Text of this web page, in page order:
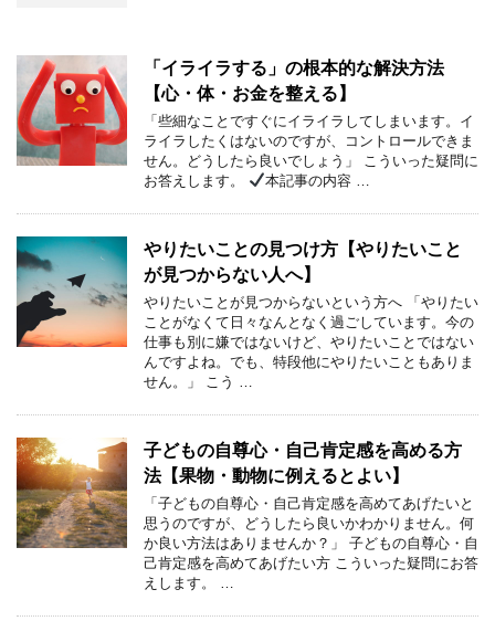
「イライラする」の根本的な解決方法
【心・体・お金を整える】
「些細なことですぐにイライラしてしまいます。イ
ライラしたくはないのですが、コントロールできま
せん。どうしたら良いでしょう」 こういった疑問に
お答えします。
本記事の内容 …
やりたいことの見つけ方【やりたいこと
が見つからない人へ】
やりたいことが見つからないという方へ 「やりたい
ことがなくて日々なんとなく過ごしています。今の
仕事も別に嫌ではないけど、やりたいことではない
んですよね。でも、特段他にやりたいこともありま
せん。」 こう …
子どもの自尊心・自己肯定感を高める方
法【果物・動物に例えるとよい】
「子どもの自尊心・自己肯定感を高めてあげたいと
思うのですが、どうしたら良いかわかりません。何
か良い方法はありませんか？」 子どもの自尊心・自
己肯定感を高めてあげたい方 こういった疑問にお答
えします。 …